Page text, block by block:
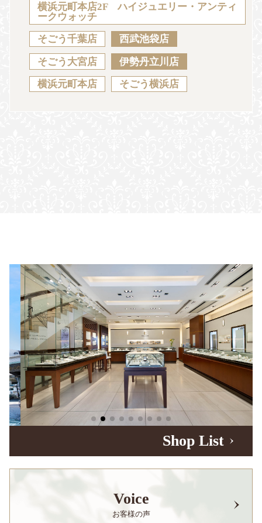
JA EN CH KO
横浜元町本店2F ハイジュエリー・アンティ
ークウォッチ
そごう千葉店 西武池袋店
そごう大宮店 伊勢丹立川店
横浜元町本店 そごう横浜店
Shop List
Voice
お客様の声